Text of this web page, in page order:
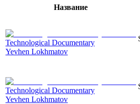
Название
Technological Documentary
Yevhen Lokhmatov
Technological Documentary
Yevhen Lokhmatov